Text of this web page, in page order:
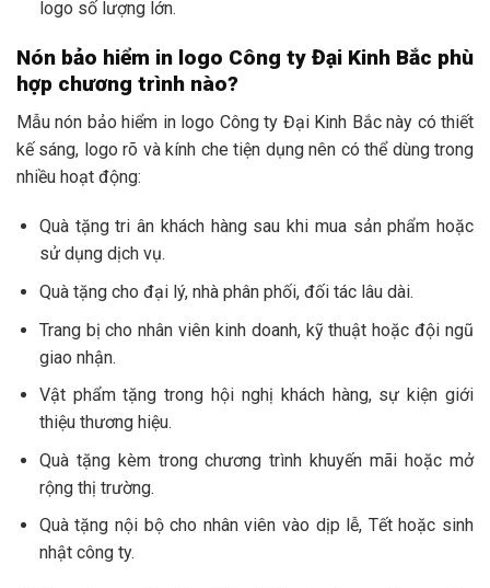
logo số lượng lớn.
Nón bảo hiểm in logo Công ty Đại Kinh Bắc phù
hợp chương trình nào?
Mẫu nón bảo hiểm in logo Công ty Đại Kinh Bắc này có thiết
kế sáng, logo rõ và kính che tiện dụng nên có thể dùng trong
nhiều hoạt động:
Quà tặng tri ân khách hàng sau khi mua sản phẩm hoặc
sử dụng dịch vụ.
Quà tặng cho đại lý, nhà phân phối, đối tác lâu dài.
Trang bị cho nhân viên kinh doanh, kỹ thuật hoặc đội ngũ
giao nhận.
Vật phẩm tặng trong hội nghị khách hàng, sự kiện giới
thiệu thương hiệu.
Quà tặng kèm trong chương trình khuyến mãi hoặc mở
rộng thị trường.
Quà tặng nội bộ cho nhân viên vào dịp lễ, Tết hoặc sinh
nhật công ty.